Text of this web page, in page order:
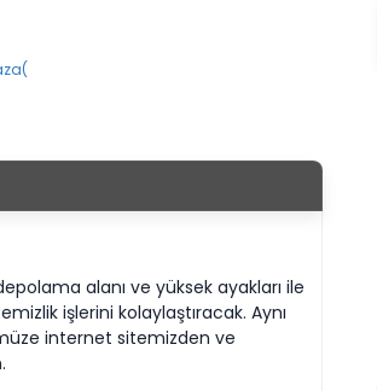
alanı ve yüksek ayakları ile
işlerini kolaylaştıracak. Aynı
internet sitemizden ve